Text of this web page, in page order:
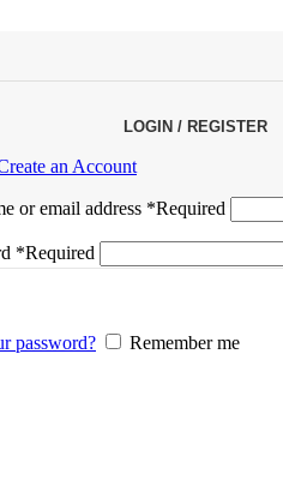
LOGIN / REGISTER
an Account
or email address *Required
*Required
password? Remember me